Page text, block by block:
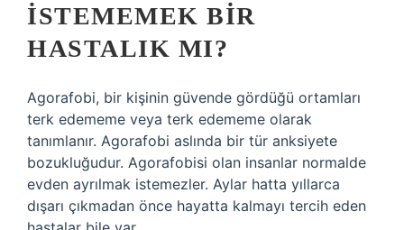
ISTEMEMEK BIR
HASTALIK MI?
Agorafobi, bir kişinin güvende gördüğü ortamları
terk edememe veya terk edememe olarak
tanımlanır. Agorafobi aslında bir tür anksiyete
bozukluğudur. Agorafobisi olan insanlar normalde
evden ayrılmak istemezler. Aylar hatta yıllarca
dışarı çıkmadan önce hayatta kalmayı tercih eden